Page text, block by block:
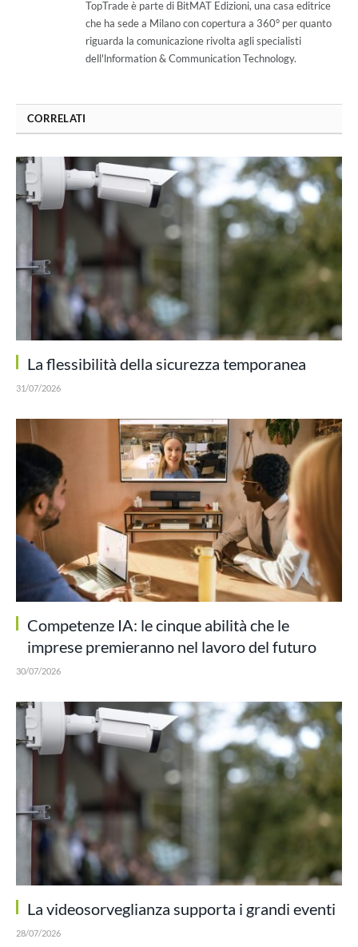
TopTrade è parte di BitMAT Edizioni, una casa editrice
che ha sede a Milano con copertura a 360° per quanto
riguarda la comunicazione rivolta agli specialisti
dell'lnformation & Communication Technology.
CORRELATI
La flessibilità della sicurezza temporanea
31/07/2026
Competenze IA: le cinque abilità che le
imprese premieranno nel lavoro del futuro
30/07/2026
La videosorveglianza supporta i grandi eventi
28/07/2026